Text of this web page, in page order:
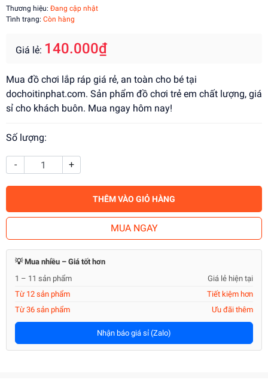
Thương hiệu: Đang cập nhật
Tình trạng: Còn hàng
Giá lẻ: 140.000₫
Mua đồ chơi lắp ráp giá rẻ, an toàn cho bé tại
dochoitinphat.com. Sản phẩm đồ chơi trẻ em chất lượng, giá
sỉ cho khách buôn. Mua ngay hôm nay!
Số lượng:
- +
THÊM VÀO GIỎ HÀNG
MUA NGAY
💡 Mua nhiều – Giá tốt hơn
1 – 11 sản phẩm
Giá lẻ hiện tại
Từ 12 sản phẩm
Tiết kiệm hơn
Từ 36 sản phẩm
Ưu đãi thêm
Nhận báo giá sỉ (Zalo)